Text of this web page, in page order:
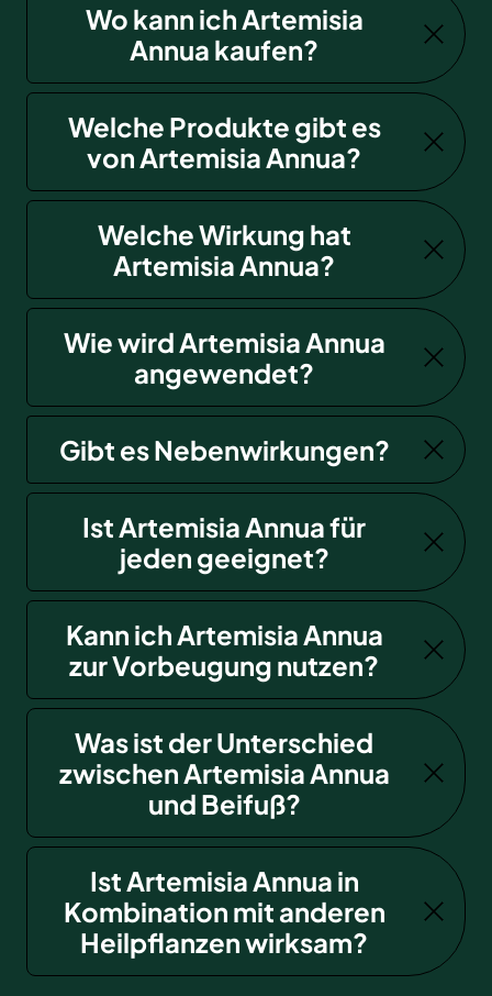
Wo kann ich Artemisia
Annua kaufen?
Welche Produkte gibt es
von Artemisia Annua?
Welche Wirkung hat
Artemisia Annua?
Wie wird Artemisia Annua
angewendet?
Gibt es Nebenwirkungen?
Ist Artemisia Annua für
jeden geeignet?
Kann ich Artemisia Annua
zur Vorbeugung nutzen?
Was ist der Unterschied
zwischen Artemisia Annua
und Beifuß?
Ist Artemisia Annua in
Kombination mit anderen
Heilpflanzen wirksam?